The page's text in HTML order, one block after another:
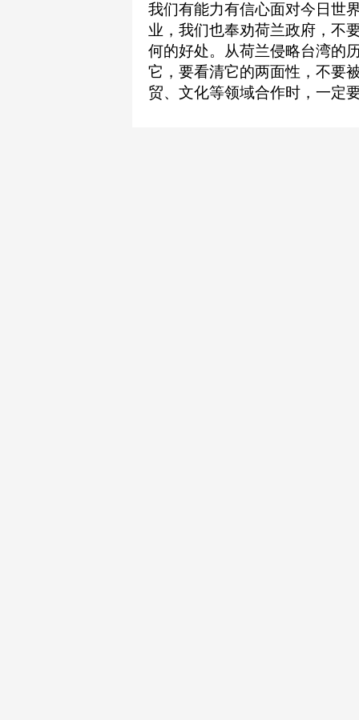
我们有能力有信心面对今日世
业，我们也奉劝荷兰政府，不
何的好处。从荷兰侵略台湾的
它，要看清它的两面性，不要
贸、文化等领域合作时，一定